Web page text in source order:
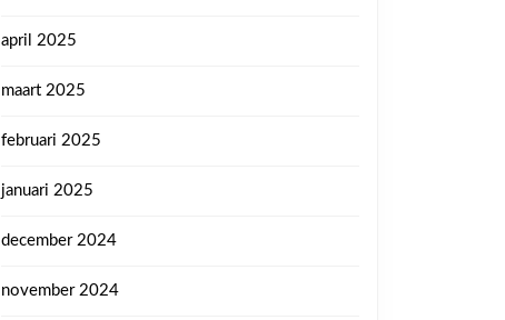
april 2025
maart 2025
februari 2025
januari 2025
december 2024
november 2024